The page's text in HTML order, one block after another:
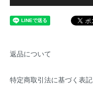
返品について
特定商取引法に基づく表記